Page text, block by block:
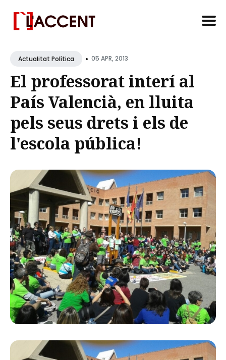
Blog
Actualitat Política • 05 APR, 2013
El professorat interí al
País Valencià, en lluita
pels seus drets i els de
l'escola pública!